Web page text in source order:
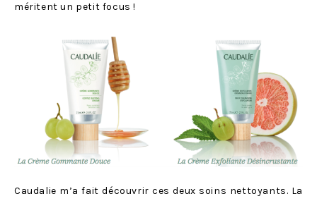
méritent un petit focus !
Caudalie m’a fait découvrir ces deux soins nettoyants. La